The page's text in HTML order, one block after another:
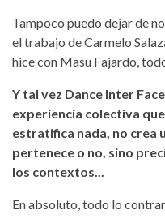
Tampoco puedo dejar de
el trabajo de Carmelo
hice con Masu Fajardo,
Y tal vez Dance Inter
experiencia colectiva
estratifica nada, no crea
pertenece o no, sino
los contextos...
En absoluto, todo lo